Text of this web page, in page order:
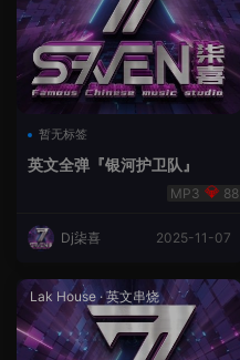
暂无标签
英文全弹『银河护卫队』
88
Dj柒喜 2025-11-07
Lak House·英文串烧